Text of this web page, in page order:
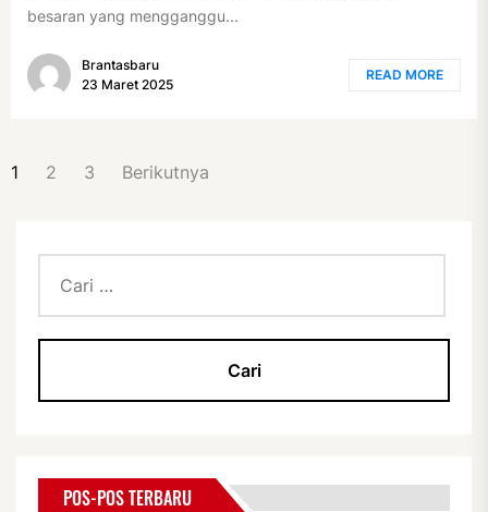
besaran yang mengganggu...
Brantasbaru
23 Maret 2025
READ MORE
PAGINASI
1 2 3 Berikutnya
untuk:
POS-POS TERBARU